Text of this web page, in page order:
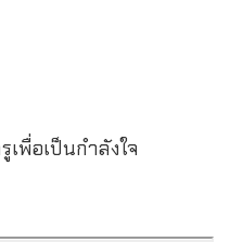
พื่อเป็นกำลังใจ